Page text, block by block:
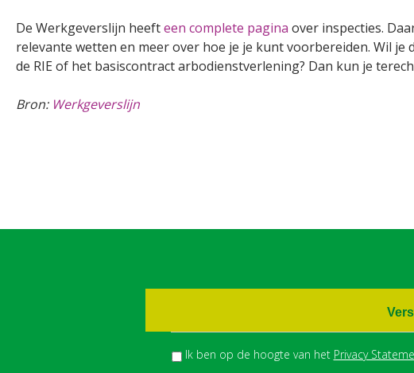
De Werkgeverslijn heefteen complete pagina over inspecties.
relevante wetten en meer over hoe je je kunt voorbereiden. Wil
de RIE of het basiscontract arbodienstverlening? Dan kun je
Bron: Werkgeverslijn
Ik ben op de hoogte van het Privacy